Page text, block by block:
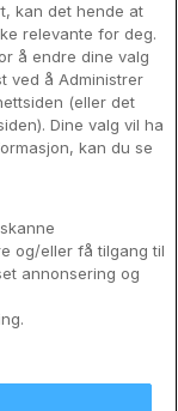
kan det hende at
relevante for deg.
å endre dine valg
ved å Administrer
(eller det
Dine valg vil ha
kan du se
og/eller få tilgang til
annonsering og